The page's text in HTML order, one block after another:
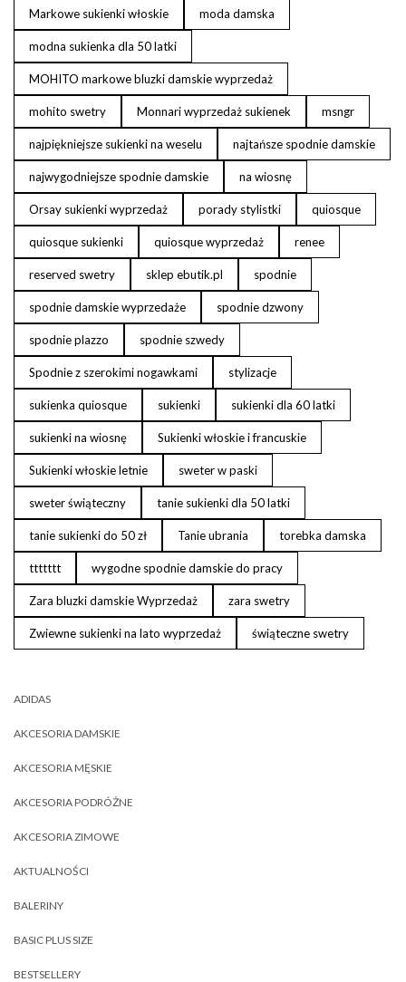
Markowe sukienki włoskie moda damska
modna sukienka dla 50 latki
MOHITO markowe bluzki damskie wyprzedaż
mohito swetry Monnari wyprzedaż sukienek msngr
najpiękniejsze sukienki na weselu najtańsze spodnie damskie
najwygodniejsze spodnie damskie na wiosnę
Orsay sukienki wyprzedaż porady stylistki quiosque
quiosque sukienki quiosque wyprzedaż renee
reserved swetry sklep ebutik.pl spodnie
spodnie damskie wyprzedaże spodnie dzwony
spodnie plazzo spodnie szwedy
Spodnie z szerokimi nogawkami stylizacje
sukienka quiosque sukienki sukienki dla 60 latki
sukienki na wiosnę Sukienki włoskie i francuskie
Sukienki włoskie letnie sweter w paski
sweter świąteczny tanie sukienki dla 50 latki
tanie sukienki do 50 zł Tanie ubrania torebka damska
ttttttt wygodne spodnie damskie do pracy
Zara bluzki damskie Wyprzedaż zara swetry
Zwiewne sukienki na lato wyprzedaż świąteczne swetry
ADIDAS
AKCESORIA DAMSKIE
AKCESORIA MĘSKIE
AKCESORIA PODRÓŻNE
AKCESORIA ZIMOWE
AKTUALNOŚCI
BALERINY
BASIC PLUS SIZE
BESTSELLERY